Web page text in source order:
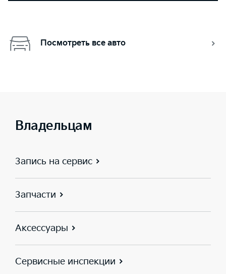
Посмотреть все авто
Владельцам
Запись на сервис
Запчасти
Аксессуары
Сервисные инспекции